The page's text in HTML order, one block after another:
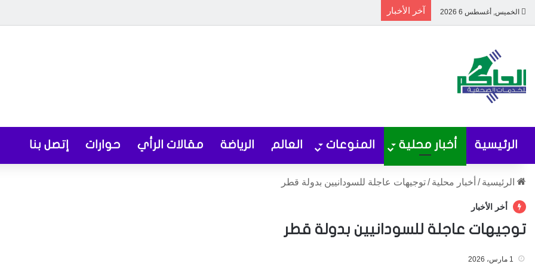
الخميس, أغسطس 6 2026 آخر الأخبار
الرئيسية أخبار محلية المنوعات العالم الرياضة مقالات الرأي حوارات إتصل بنا
الرئيسية / أخبار محلية /توجيهات عاجلة للسودانيين بدولة قطر
أخر الأخبار
توجيهات عاجلة للسودانيين بدولة قطر
1 مارس، 2026